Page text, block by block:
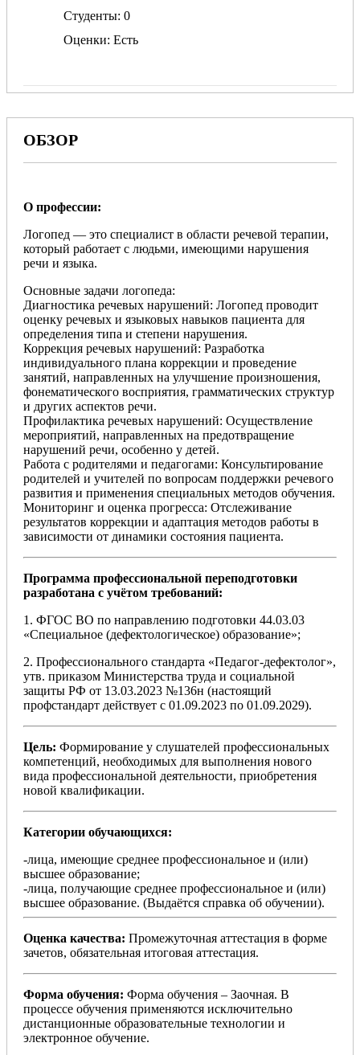
ОБЗОР
О профессии:
Логопед — это специалист в области речевой терапии,
который работает с людьми, имеющими нарушения
речи и языка.
Основные задачи логопеда:
Диагностика речевых нарушений: Логопед проводит
оценку речевых и языковых навыков пациента для
определения типа и степени нарушения.
Коррекция речевых нарушений: Разработка
индивидуального плана коррекции и проведение
занятий, направленных на улучшение произношения,
фонематического восприятия, грамматических структур
и других аспектов речи.
Профилактика речевых нарушений: Осуществление
мероприятий, направленных на предотвращение
нарушений речи, особенно у детей.
Работа с родителями и педагогами: Консультирование
родителей и учителей по вопросам поддержки речевого
развития и применения специальных методов обучения.
Мониторинг и оценка прогресса: Отслеживание
результатов коррекции и адаптация методов работы в
зависимости от динамики состояния пациента.
Программа профессиональной переподготовки
разработана с учётом требований:
1. ФГОС ВО по направлению подготовки 44.03.03
«Специальное (дефектологическое) образование»;
2. Профессионального стандарта «Педагог-дефектолог»,
утв. приказом Министерства труда и социальной
защиты РФ от 13.03.2023 №136н (настоящий
профстандарт действует с 01.09.2023 по 01.09.2029).
Цель: Формирование у слушателей профессиональных
компетенций, необходимых для выполнения нового
вида профессиональной деятельности, приобретения
новой квалификации.
Категории обучающихся:
-лица, имеющие среднее профессиональное и (или)
высшее образование;
-лица, получающие среднее профессиональное и (или)
высшее образование. (Выдаётся справка об обучении).
Оценка качества: Промежуточная аттестация в форме
зачетов, обязательная итоговая аттестация.
Форма обучения: Форма обучения – Заочная. В
процессе обучения применяются исключительно
дистанционные образовательные технологии и
электронное обучение.
Студенты 0
Оценки Есть